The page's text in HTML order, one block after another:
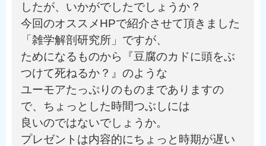
したが、いかがでしたでしょうか？
今回のオススメHPで紹介させて頂きました
「雑学解剖研究所」ですが、
ためになるものから『豆腐のカドに頭をぶ
つけて死ねるか？』のような
ユーモアたっぷりのものまでありますの
で、ちょっとした時間つぶしには
良いのではないでしょうか。
プレゼントは内容的にちょっと時期が遅い